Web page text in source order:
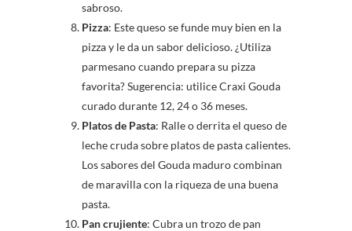
sabroso.
Pizza: Este queso se funde muy bien en la
pizza y le da un sabor delicioso. ¿Utiliza
parmesano cuando prepara su pizza
favorita? Sugerencia: utilice Craxi Gouda
curado durante 12, 24 o 36 meses.
Platos de Pasta: Ralle o derrita el queso de
leche cruda sobre platos de pasta calientes.
Los sabores del Gouda maduro combinan
de maravilla con la riqueza de una buena
pasta.
Pan crujiente: Cubra un trozo de pan